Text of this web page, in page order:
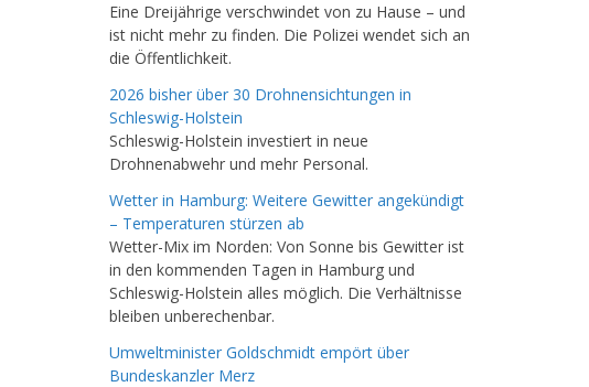
Eine Dreijährige verschwindet von zu Hause – und
ist nicht mehr zu finden. Die Polizei wendet sich an
die Öffentlichkeit.
2026 bisher über 30 Drohnensichtungen in
Schleswig-Holstein
Schleswig-Holstein investiert in neue
Drohnenabwehr und mehr Personal.
Wetter in Hamburg: Weitere Gewitter angekündigt
– Temperaturen stürzen ab
Wetter-Mix im Norden: Von Sonne bis Gewitter ist
in den kommenden Tagen in Hamburg und
Schleswig-Holstein alles möglich. Die Verhältnisse
bleiben unberechenbar.
Umweltminister Goldschmidt empört über
Bundeskanzler Merz